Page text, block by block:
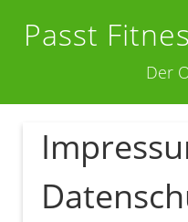
Passt
Der